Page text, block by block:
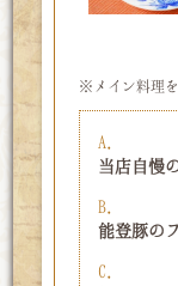
※メイン料理
A.
当店自慢
B.
能登豚の
C.